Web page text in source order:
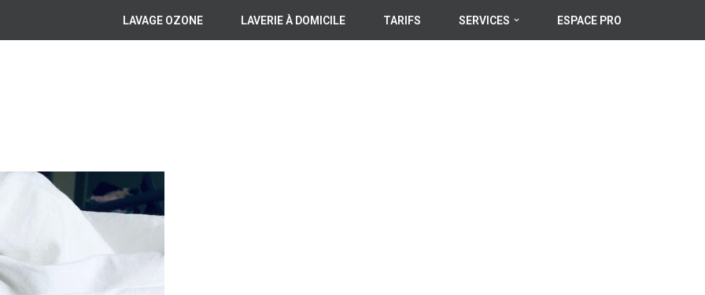
LAVAGE OZONE LAVERIE À DOMICILE TARIFS SERVICES ESPACE PRO